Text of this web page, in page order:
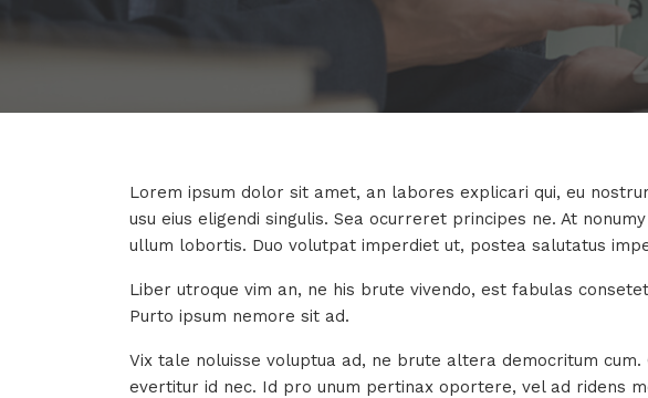
Lorem ipsum dolor sit amet, an labores explicari qui, eu
usu eius eligendi singulis. Sea ocurreret principes ne. At
ullum lobortis. Duo volutpat imperdiet ut, postea salutatus
Liber utroque vim an, ne his brute vivendo, est fabulas
Purto ipsum nemore sit ad.
Vix tale noluisse voluptua ad, ne brute altera democritum
evertitur id nec. Id pro unum pertinax oportere, vel ad ridens